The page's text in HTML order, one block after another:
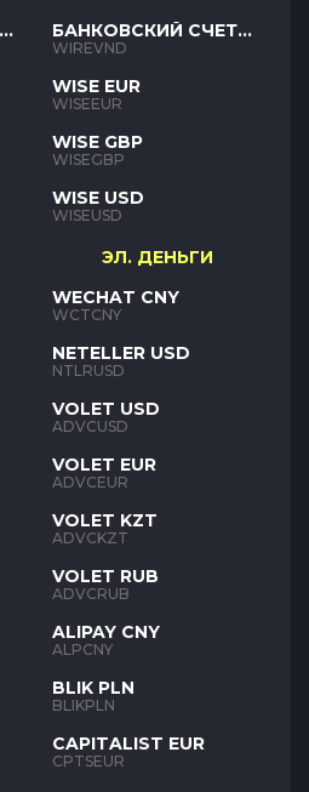
БАНКОВСКИЙ СЧЕТ
VND
WIREVND
WISE EUR
WISEEUR
WISE GBP
WISEGBP
WISE USD
WISEUSD
ЭЛ. ДЕНЬГИ
WECHAT CNY
WCTCNY
NETELLER USD
NTLRUSD
VOLET USD
ADVCUSD
VOLET EUR
ADVCEUR
VOLET KZT
ADVCKZT
VOLET RUB
ADVCRUB
ALIPAY CNY
ALPCNY
BLIK PLN
BLIKPLN
CAPITALIST EUR
CPTSEUR